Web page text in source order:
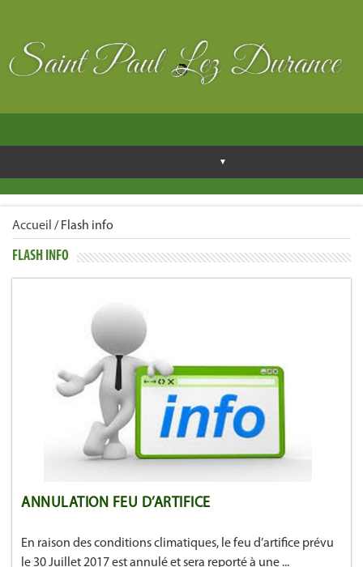
Accueil / Flash info
FLASH INFO
ANNULATION FEU D’ARTIFICE
En raison des conditions climatiques, le feu d’artifice prévu
le 30 Juillet 2017 est annulé et sera reporté à une ...